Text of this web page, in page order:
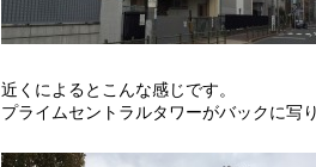
近くによるとこんな感じです。
プライムセントラルタワーがバックに写り